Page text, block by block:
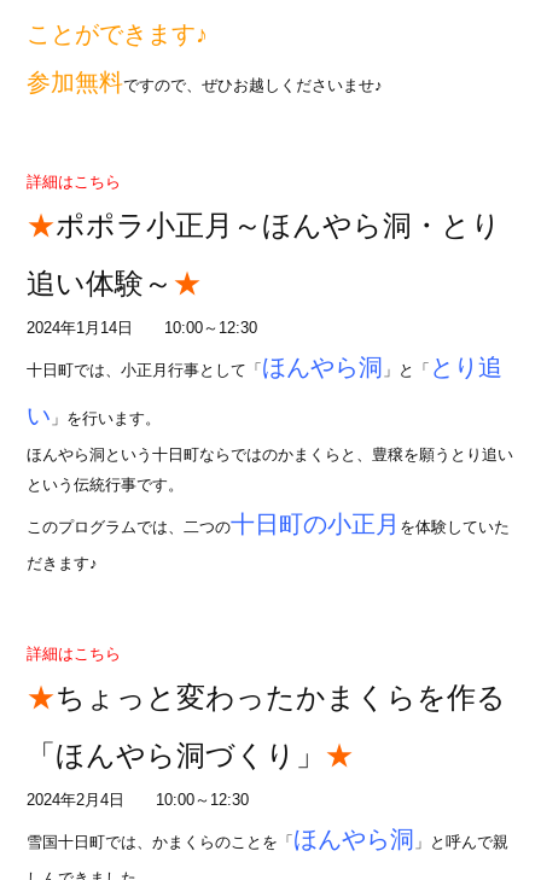
ことができます♪
参加無料ですので、ぜひお越しくださいませ♪
詳細はこちら
★ポポラ小正月～ほんやら洞・とり
追い体験～ ★
2024年1月14日 10:00～12:30
十日町では、小正月行事として「ほんやら洞 」と「 とり追
い 」を行います。
ほんやら洞という十日町ならではのかまくらと、豊穣を願うとり追い
という伝統行事です。
このプログラムでは、二つの十日町の小正月 を体験していた
だきます♪
詳細はこちら
★ちょっと変わったかまくらを作る
「ほんやら洞づくり」 ★
2024年2月4日 10:00～12:30
雪国十日町では、かまくらのことを「ほんやら洞 」と呼んで親